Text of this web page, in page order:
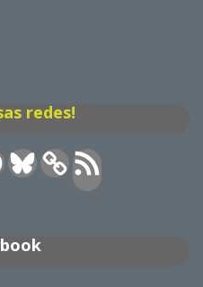
redes!
Bluesky Feed
RSS